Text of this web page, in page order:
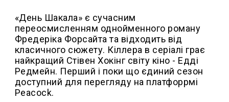
«День Шакала» є сучасним
переосмисленням однойменного роману
Фредеріка Форсайта та відходить від
класичного сюжету. Кіллера в серіалі грає
найкращий Стівен Хокінг світу кіно - Едді
Редмейн. Перший і поки що єдиний сезон
доступний для перегляду на платфоррмі
Peacock.